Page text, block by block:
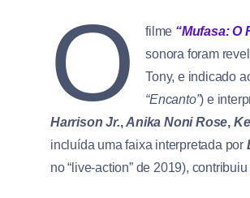
O filme “Mufasa: O
sonora foram
Tony, e indicado
“Encanto”) e
Harrison Jr.,Anika Noni Rose,
incluída uma faixa interpretada por
no “live-action” de 2019),